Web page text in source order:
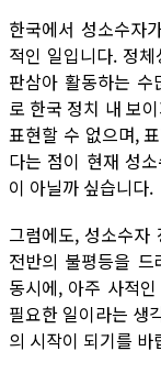
한국에서 성소수자
적인 일입니다. 정
판삼아 활동하는
로 한국 정치 내 보
표현할 수 없으며,
다는 점이 현재 성
이 아닐까 싶습니다.
그럼에도, 성소수자
전반의 불평등을
동시에, 아주 사적
필요한 일이라는 생
의 시작이 되기를 바